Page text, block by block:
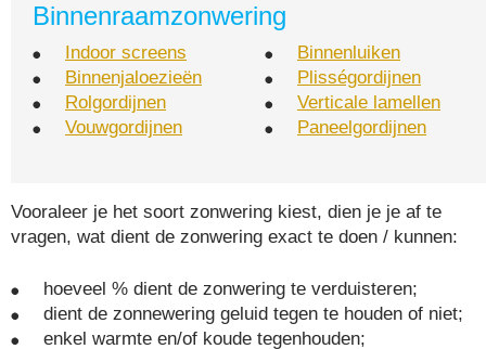
Binnenraamzonwering
Indoor screens
Binnenjaloezieën
Rolgordijnen
Vouwgordijnen
Binnenluiken
Plisségordijnen
Verticale lamellen
Paneelgordijnen
Vooraleer je het soort zonwering kiest, dien je je af te
vragen, wat dient de zonwering exact te doen / kunnen:
hoeveel % dient de zonwering te verduisteren;
dient de zonnewering geluid tegen te houden of niet;
enkel warmte en/of koude tegenhouden;